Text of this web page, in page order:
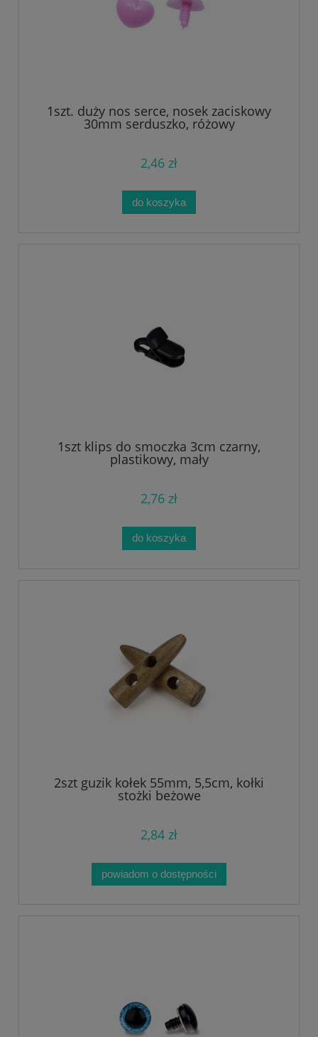
1szt. duży nos serce, nosek zaciskowy
30mm serduszko, różowy
2,46 zł
do koszyka
1szt klips do smoczka 3cm czarny,
plastikowy, mały
2,76 zł
do koszyka
2szt guzik kołek 55mm, 5,5cm, kołki
stożki beżowe
2,84 zł
powiadom o dostępności